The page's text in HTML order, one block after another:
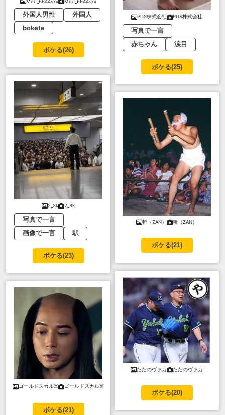
Med_6644sxx Med_6644sxx
外国人男性
外国人
bokete
ボケる(26)
2_3k 2_3k
写真で一言
画像で一言
駅
ボケる(23)
ゴールドスカル☠️ ゴールドスカル☠️
ボケる(21)
PDS株式会社 PDS株式会社
写真で一言
赤ちゃん
涙目
ボケる(25)
斬（ZAN） 斬（ZAN）
ボケる(21)
ただのヴァカ ただのヴァカ
ボケる(20)